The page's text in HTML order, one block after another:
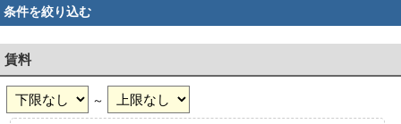
条件を絞り込む
賃料
～